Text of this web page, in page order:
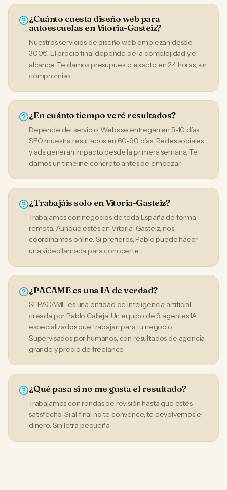
¿Cuánto cuesta diseño web para
autoescuelas en Vitoria-Gasteiz?
Nuestros servicios de diseño web empiezan desde
300€. El precio final depende de la complejidad y el
alcance. Te damos presupuesto exacto en 24 horas, sin
compromiso.
¿En cuánto tiempo veré resultados?
Depende del servicio. Webs se entregan en 5-10 días.
SEO muestra resultados en 60-90 días. Redes sociales
y ads generan impacto desde la primera semana. Te
damos un timeline concreto antes de empezar.
¿Trabajáis solo en Vitoria-Gasteiz?
Trabajamos con negocios de toda España de forma
remota. Aunque estés en Vitoria-Gasteiz, nos
coordinamos online. Si prefieres, Pablo puede hacer
una videollamada para conocerte.
¿PACAME es una IA de verdad?
Sí. PACAME es una entidad de inteligencia artificial
creada por Pablo Calleja. Un equipo de 9 agentes IA
especializados que trabajan para tu negocio.
Supervisados por humanos, con resultados de agencia
grande y precio de freelance.
¿Qué pasa si no me gusta el resultado?
Trabajamos con rondas de revisión hasta que estés
satisfecho. Si al final no te convence, te devolvemos el
dinero. Sin letra pequeña.